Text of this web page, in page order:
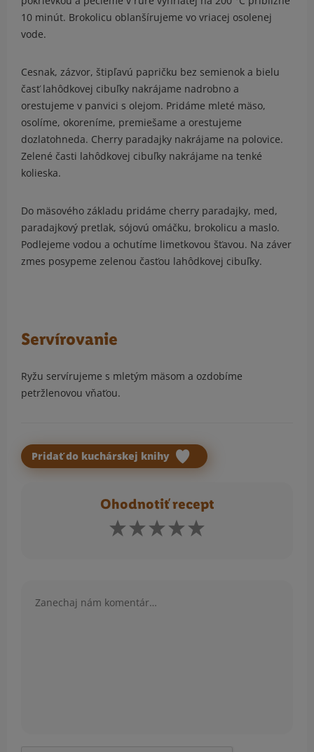
10 minút. Brokolicu oblanšírujeme vo vriacej osolenej
vode.
Cesnak, zázvor, štipľavú papričku bez semienok a bielu
časť lahôdkovej cibuľky nakrájame nadrobno a
orestujeme v panvici s olejom. Pridáme mleté mäso,
osolíme, okoreníme, premiešame a orestujeme
dozlatohneda. Cherry paradajky nakrájame na polovice.
Zelené časti lahôdkovej cibuľky nakrájame na tenké
kolieska.
Do mäsového základu pridáme cherry paradajky, med,
paradajkový pretlak, sójovú omáčku, brokolicu a maslo.
Podlejeme vodou a ochutíme limetkovou šťavou. Na záver
zmes posypeme zelenou časťou lahôdkovej cibuľky.
Servírovanie
Ryžu servírujeme s mletým mäsom a ozdobíme
petržlenovou vňaťou.
Pridať do kuchárskej knihy
Ohodnotiť recept